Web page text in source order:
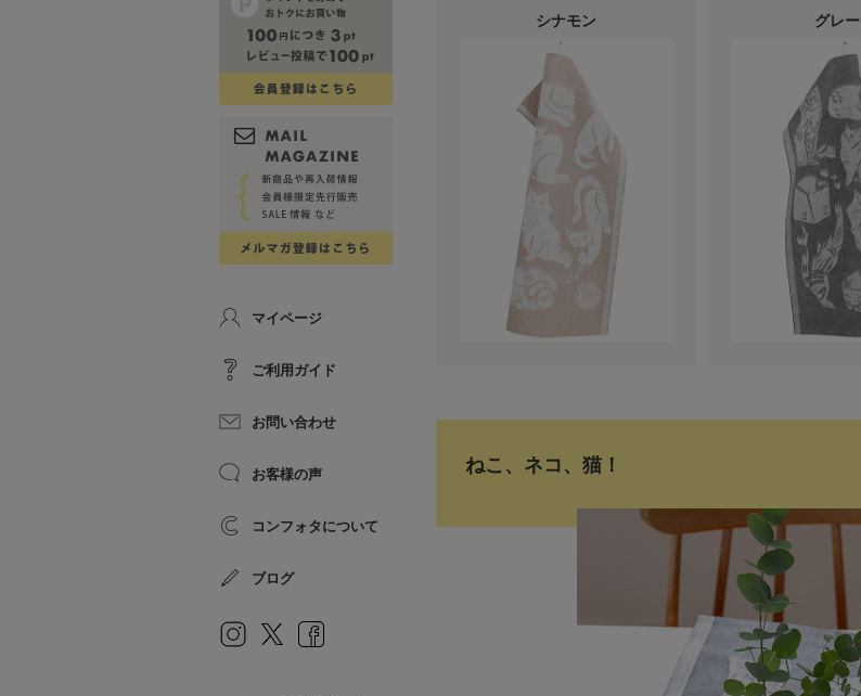
シナモン グレー
ねこ、ネコ、猫！
マイページ
ご利用ガイド
お問い合わせ
お客様の声
コンフォタについて
ブログ